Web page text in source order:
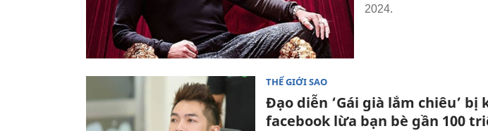
2024.
THẾ GIỚI SAO
Đạo diễn ‘Gái già lắm chiêu’ bị
facebook lừa bạn bè gần 100